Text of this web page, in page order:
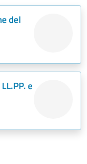
del
e